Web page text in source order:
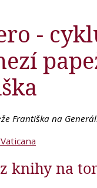
-
Františka na
knihy na